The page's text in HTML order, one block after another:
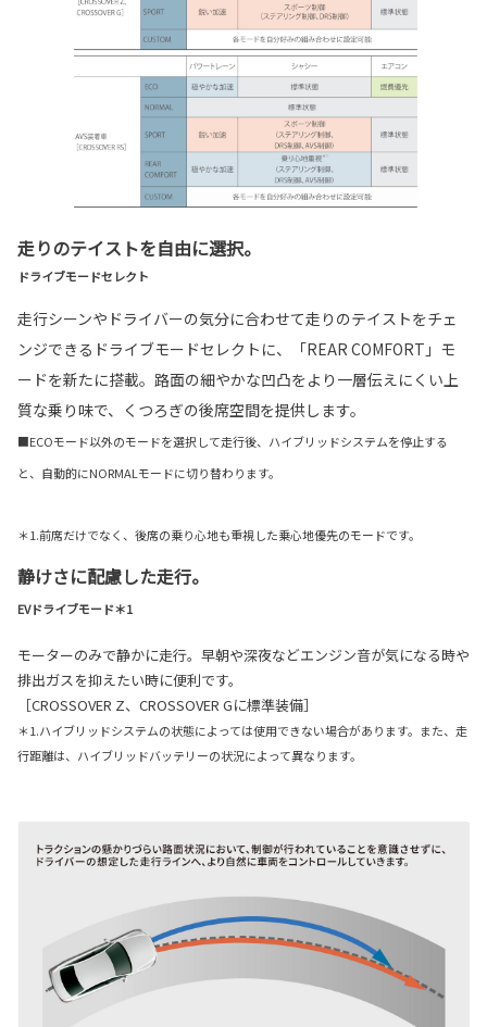
走りのテイストを自由に選択。
ドライブモードセレクト
走行シーンやドライバーの気分に合わせて走りのテイストをチェ
ンジできるドライブモードセレクトに、「REAR COMFORT」モ
ードを新たに搭載。路面の細やかな凹凸をより一層伝えにくい上
質な乗り味で、くつろぎの後席空間を提供します。
■ECOモード以外のモードを選択して走行後、ハイブリッドシステムを停止する
と、自動的にNORMALモードに切り替わります。
＊1.前席だけでなく、後席の乗り心地も重視した乗心地優先のモードです。
静けさに配慮した走行。
EVドライブモード＊1
モーターのみで静かに走行。早朝や深夜などエンジン音が気になる時や
排出ガスを抑えたい時に便利です。
［CROSSOVER Z、CROSSOVER Gに標準装備］
＊1.ハイブリッドシステムの状態によっては使用できない場合があります。また、走
行距離は、ハイブリッドバッテリーの状況によって異なります。